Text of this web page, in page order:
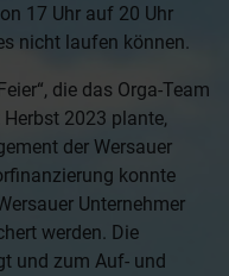
17 Uhr auf 20 Uhr
nicht laufen können.
die das Orga-Team
2023 plante,
der Wersauer
konnte
Unternehmer
werden. Die
und zum Auf- und